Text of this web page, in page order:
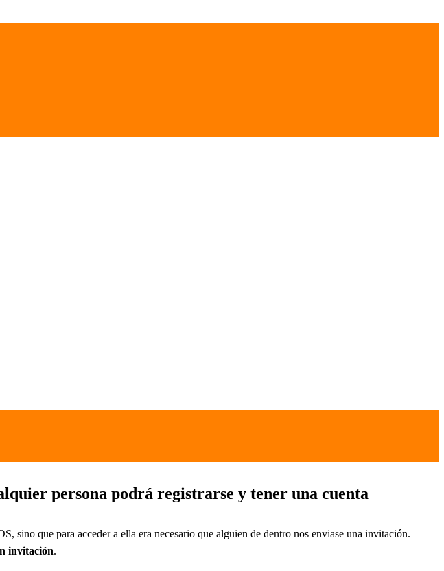
persona podrá registrarse y tener una cuenta
sino que para acceder a ella era necesario que alguien de dentro nos enviase una invitación.
invitación.